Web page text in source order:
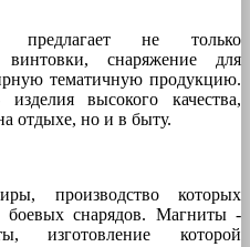
предлагает не только
снаряжение для
тематичную продукцию.
высокого качества,
отдыхе, но и в быту.
производство которых
боевых снарядов. Магниты -
изготовление которой